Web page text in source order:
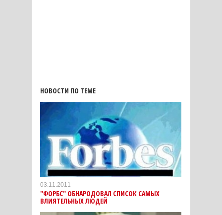
НОВОСТИ ПО ТЕМЕ
03.11.2011
"ФОРБС" ОБНАРОДОВАЛ СПИСОК САМЫХ
ВЛИЯТЕЛЬНЫХ ЛЮДЕЙ